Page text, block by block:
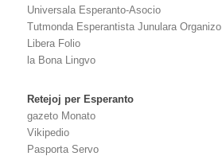
Universala Esperanto-Asocio
Tutmonda Esperantista Junulara Organizo
Libera Folio
la Bona Lingvo
Retejoj per Esperanto
gazeto Monato
Vikipedio
Pasporta Servo